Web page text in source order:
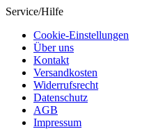
Service/Hilfe
Cookie-Einstellungen
Über uns
Kontakt
Versandkosten
Widerrufsrecht
Datenschutz
AGB
Impressum